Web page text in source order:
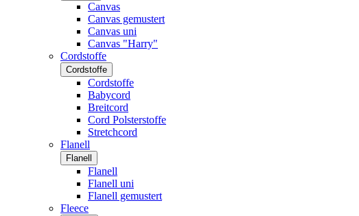
Canvas
Canvas gemustert
Canvas uni
Canvas "Harry"
Cordstoffe
Cordstoffe
Cordstoffe
Babycord
Breitcord
Cord Polsterstoffe
Stretchcord
Flanell
Flanell
Flanell
Flanell uni
Flanell gemustert
Fleece